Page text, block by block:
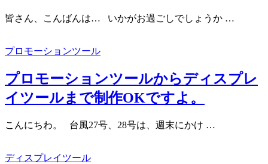
皆さん、こんばんは… いかがお過ごしでしょうか …
プロモーションツール
プロモーションツールからディスプレ
イツールまで制作OKですよ。
こんにちわ。 台風27号、28号は、週末にかけ …
ディスプレイツール